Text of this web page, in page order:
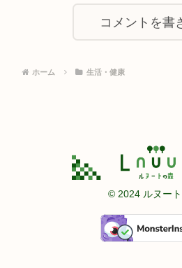
コメントを書
ホーム 生活・健康
© 2024 ルヌート